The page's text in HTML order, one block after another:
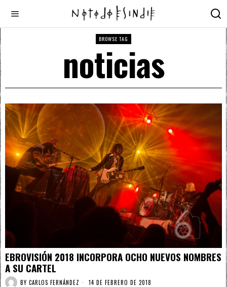
BROWSE TAG
noticias
EBROVISIÓN 2018 INCORPORA OCHO NUEVOS NOMBRES
A SU CARTEL
BY CARLOS FERNÁNDEZ
14 DE FEBRERO DE 2018